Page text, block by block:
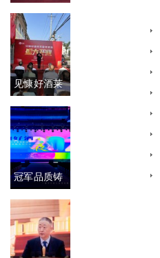
州服务基站
开业典礼盛
大举行
见慷好酒莱
芜服务基站
开业典礼成
功举办
冠军品质铸
就信赖 见慷
好酒用实力
赢得消费者